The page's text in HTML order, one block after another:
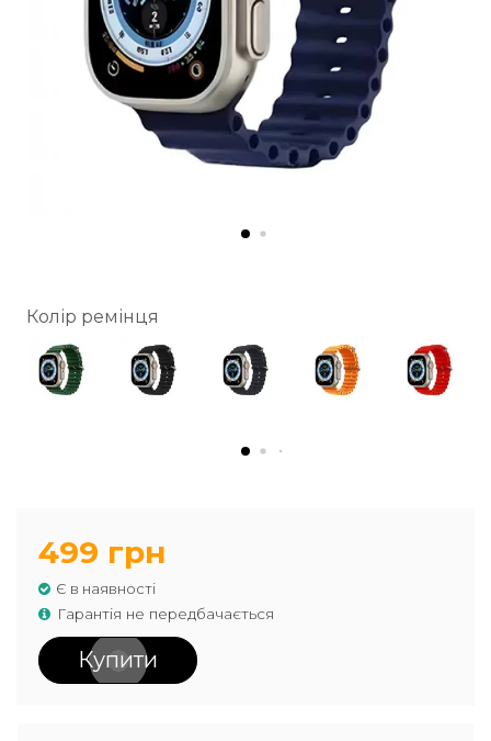
Колір ремінця
499 грн
Є в наявності
Гарантія не передбачається
Купити